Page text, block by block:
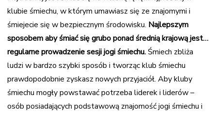
klubie śmiechu, w którym umawiasz się ze znajomymi i
śmiejecie się w bezpiecznym środowisku. Najlepszym
sposobem aby śmiać się grubo ponad średnią krajową jest…
regularne prowadzenie sesji jogi śmiechu. Śmiech zbliża
ludzi w bardzo szybki sposób i tworząc klub śmiechu
prawdopodobnie zyskasz nowych przyjaciół. Aby kluby
śmiechu mogły powstawać potrzeba liderek i liderów –
osób posiadających podstawową znajomość jogi śmiechu i